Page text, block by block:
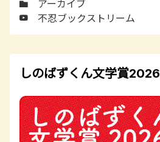
アーカイブ
不忍ブックストリーム
しのばずくん文学賞2026